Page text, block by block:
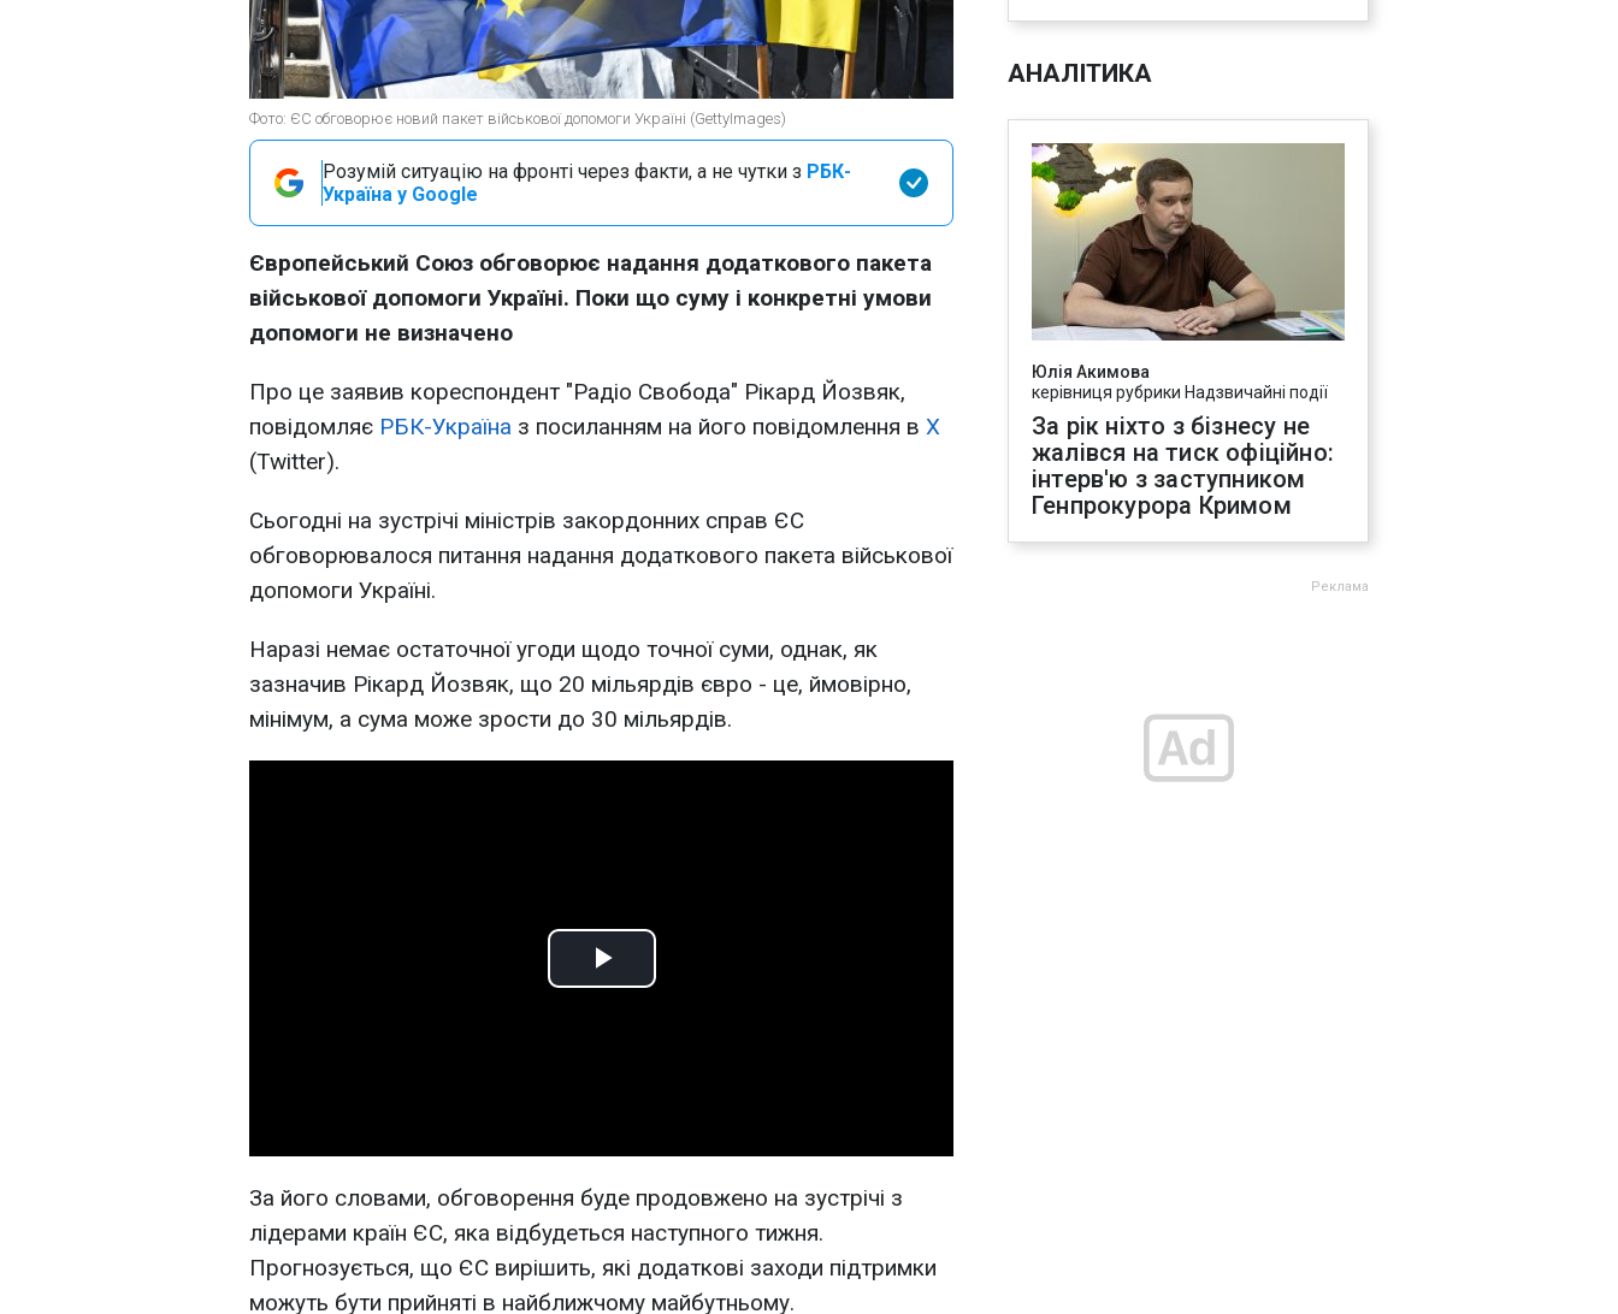
Фото: ЄС обговорює новий пакет військової допомоги Україні (GettyImages)
Розумій ситуацію на фронті через факти, а не чутки з РБК-
Україна у Google
Європейський Союз обговорює надання додаткового пакета
військової допомоги Україні. Поки що суму і конкретні умови
допомоги не визначено
Про це заявив кореспондент "Радіо Свобода" Рікард Йозвяк,
повідомляє РБК-Україна з посиланням на його повідомлення в X
(Twitter).
Сьогодні на зустрічі міністрів закордонних справ ЄС
обговорювалося питання надання додаткового пакета військової
допомоги Україні.
Наразі немає остаточної угоди щодо точної суми, однак, як
зазначив Рікард Йозвяк, що 20 мільярдів євро - це, ймовірно,
мінімум, а сума може зрости до 30 мільярдів.
Play
За його словами, обговорення буде продовжено на зустрічі з
лідерами країн ЄС, яка відбудеться наступного тижня.
Прогнозується, що ЄС вирішить, які додаткові заходи підтримки
можуть бути прийняті в найближчому майбутньому.
АНАЛІТИКА
Юлія Акимова
керівниця рубрики Надзвичайні події
За рік ніхто з бізнесу не
жалівся на тиск офіційно:
інтерв'ю з заступником
Генпрокурора Кримом